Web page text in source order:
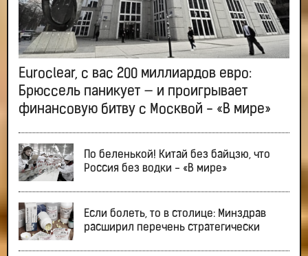
Euroclear, с вас 200 миллиардов евро:
Брюссель паникует — и проигрывает
финансовую битву с Москвой - «В мире»
По беленькой! Китай без байцзю, что
Россия без водки - «В мире»
Если болеть, то в столице: Минздрав
расширил перечень стратегически